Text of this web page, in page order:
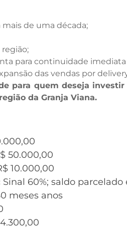
de uma década;
para continuidade imediata
das vendas por
para quem deseja
da Granja Viana.
50.000,00
10.000,00
Sinal 60%; saldo parcelado
meses anos